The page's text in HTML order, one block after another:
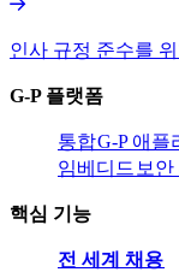
인사 규정 준수를
G-P 플랫폼​​
통합​​G-P 애플
임베디드​​ 보
핵심 기능​​
전 세계 채용​​